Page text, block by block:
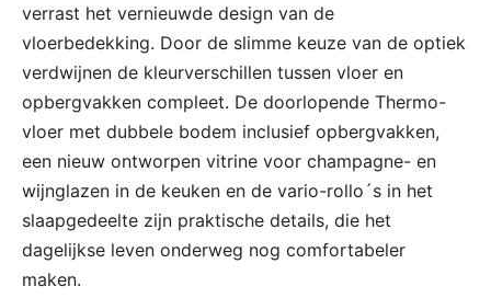
verrast het vernieuwde design van de
vloerbedekking. Door de slimme keuze van de optiek
verdwijnen de kleurverschillen tussen vloer en
opbergvakken compleet. De doorlopende Thermo-
vloer met dubbele bodem inclusief opbergvakken,
een nieuw ontworpen vitrine voor champagne- en
wijnglazen in de keuken en de vario-rollo´s in het
slaapgedeelte zijn praktische details, die het
dagelijkse leven onderweg nog comfortabeler
maken.